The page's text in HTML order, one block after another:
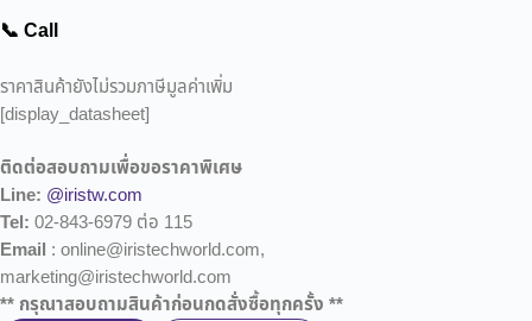
📞 Call
ราคาสินค้ายังไม่รวมภาษีมูลค่าเพิ่ม
[display_datasheet]
ติดต่อสอบถามเพื่อขอราคาพิเศษ
Line: @iristw.com
Tel: 02-843-6979 ต่อ 115
Email : online@iristechworld.com,
marketing@iristechworld.com
** กรุณาสอบถามสินค้าก่อนกดสั่งซื้อทุกครั้ง **